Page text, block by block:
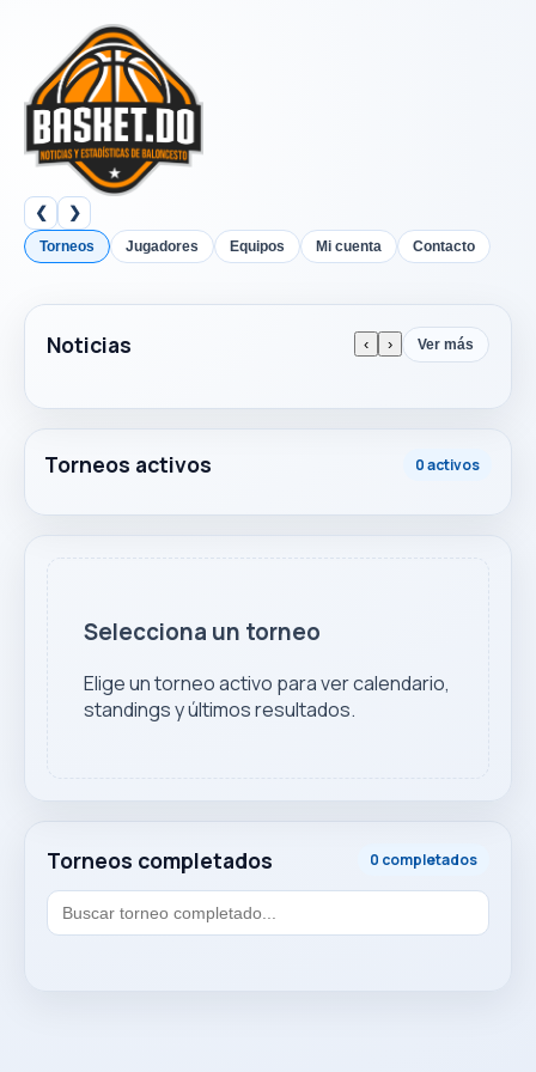
❮ ❯
Torneos Jugadores Equipos Mi cuenta Contacto
Noticias ‹ › Ver más
Torneos activos 0 activos
Torneos completados 0 completados
Selecciona un torneo
Elige un torneo activo para ver calendario,
standings y últimos resultados.